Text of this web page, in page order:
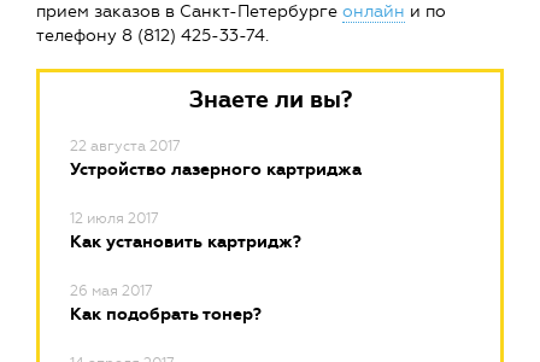
прием заказов в Санкт-Петербурге онлайн и по
телефону 8 (812) 425-33-74.
Знаете ли вы?
22 августа 2017
Устройство лазерного картриджа
12 июля 2017
Как установить картридж?
26 мая 2017
Как подобрать тонер?